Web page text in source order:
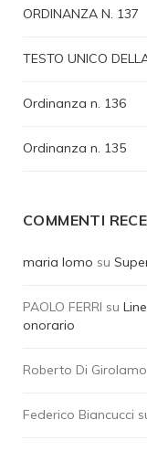
ORDINANZA N. 137
TESTO UNICO
Ordinanza n. 136
Ordinanza n. 135
COMMENTI
maria lomo su
PAOLO FERRI su
onorario
Roberto Di Girolamo
Federico Biancucci